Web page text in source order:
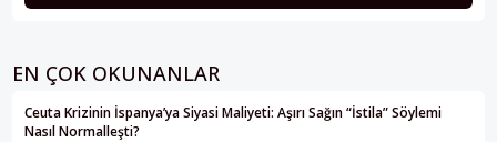
EN ÇOK OKUNANLAR
Ceuta Krizinin İspanya’ya Siyasi Maliyeti: Aşırı Sağın “İstila” Söylemi
Nasıl Normalleşti?